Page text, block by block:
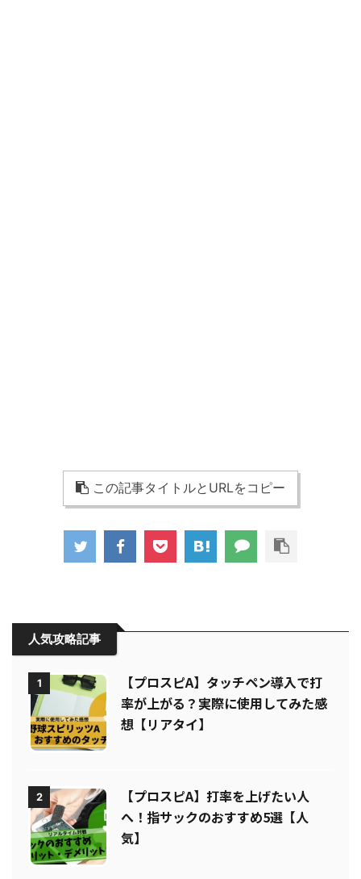
この記事タイトルとURLをコピー
人気攻略記事
1
【プロスピA】タッチペン導入で打
率が上がる？実際に使用してみた感
想【リアタイ】
2
【プロスピA】打率を上げたい人
へ！指サックのおすすめ5選【人
気】